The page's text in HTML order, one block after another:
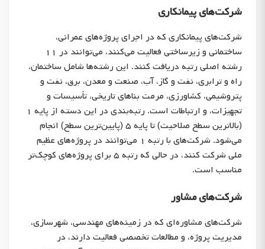
شرکت‌های پیمانکاری
شرکت‌های پیمانکاری که در اجرای پروژه‌های عمرانی،
ساختمانی و زیرساختی فعالیت می‌کنند، می‌توانند در ۱۱
رشته اصلی رتبه دریافت کنند. این رشته‌ها شامل ساختمان،
راه و ترابری، نفت و گاز، آب، صنعت و معدن، برق، نفت و
پتروشیمی، کشاورزی، مرمت بناهای تاریخی، تأسیسات و
تجهیزات، و ارتباطات است. رتبه‌بندی در این دسته از پایه ۱
(بالاترین سطح صلاحیت) تا پایه ۵ (پایین‌ترین سطح) انجام
می‌شود. شرکت‌های با رتبه ۱ می‌توانند در پروژه‌های عظیم
ملی شرکت کنند، در حالی که رتبه ۵ برای پروژه‌های کوچک‌تر
مناسب است.
شرکت‌های مشاور
شرکت‌های مشاوره‌ای که در زمینه‌های مهندسی، شهرسازی،
مدیریت پروژه، و مطالعات تخصصی فعالیت دارند، در